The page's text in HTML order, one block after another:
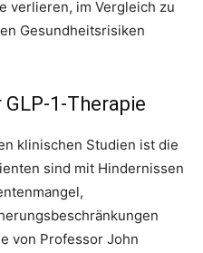
verlieren, im Vergleich zu
Gesundheitsrisiken
1-Therapie
klinischen Studien ist die
sind mit Hindernissen
von Professor John